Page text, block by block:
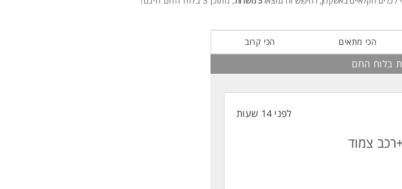
הכי מתאים הכי קרוב
בלוח החם
לפני 14 שעות
צמוד